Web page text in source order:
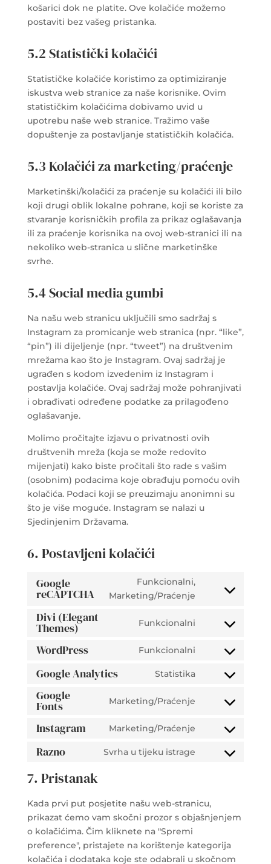
košarici dok ne platite. Ove kolačiće možemo
postaviti bez vašeg pristanka.
5.2 Statistički kolačići
Statističke kolačiće koristimo za optimiziranje
iskustva web stranice za naše korisnike. Ovim
statističkim kolačićima dobivamo uvid u
upotrebu naše web stranice. Tražimo vaše
dopuštenje za postavljanje statističkih kolačića.
5.3 Kolačići za marketing/praćenje
Marketinški/kolačići za praćenje su kolačići ili bilo
koji drugi oblik lokalne pohrane, koji se koriste za
stvaranje korisničkih profila za prikaz oglašavanja
ili za praćenje korisnika na ovoj web-stranici ili na
nekoliko web-stranica u slične marketinške
svrhe.
5.4 Social media gumbi
Na našu web stranicu uključili smo sadržaj s
Instagram za promicanje web stranica (npr. “like”,
“pin”) ili dijeljenje (npr. “tweet”) na društvenim
mrežama kao što je Instagram. Ovaj sadržaj je
ugrađen s kodom izvedenim iz Instagram i
postavlja kolačiće. Ovaj sadržaj može pohranjivati
i obrađivati određene podatke za prilagođeno
oglašavanje.
Molimo pročitajte izjavu o privatnosti ovih
društvenih mreža (koja se može redovito
mijenjati) kako biste pročitali što rade s vašim
(osobnim) podacima koje obrađuju pomoću ovih
kolačića. Podaci koji se preuzimaju anonimni su
što je više moguće. Instagram se nalazi u
Sjedinjenim Državama.
6. Postavljeni kolačići
Google
reCAPTCHA
Funkcionalni,
Marketing/Praćenje
Consent
service
recaptcha
Divi (Elegant
Themes) Funkcionalni
Consent
service
themes)
WordPress Funkcionalni
Consent
wordpress
Google Analytics Statistika
Consent
service
analytics
Google
Fonts Marketing/Praćenje
Consent
service
google-
Instagram Marketing/Praćenje
Consent
Razno Svrha u tijeku istrage
Consent
razno
7. Pristanak
Kada prvi put posjetite našu web-stranicu,
prikazat ćemo vam skočni prozor s objašnjenjem
o kolačićima. Čim kliknete na "Spremi
preference", pristajete na korištenje kategorija
kolačića i dodataka koje ste odabrali u skočnom